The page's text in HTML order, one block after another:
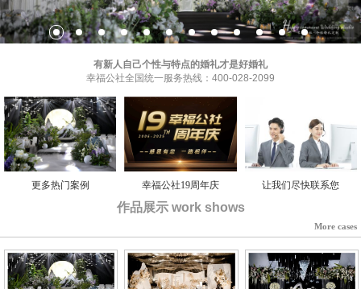
有新人自己个性与特点的婚礼才是好婚礼
幸福公社全国统一服务热线：400-028-2099
更多热门案例 幸福公社19周年庆 让我们尽快联系您
作品展示 work shows
More cases